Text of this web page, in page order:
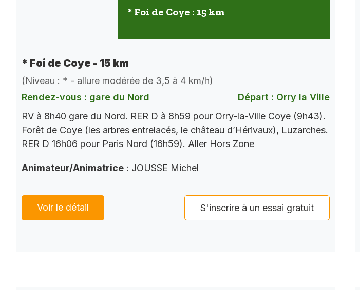
* Foi de Coye : 15 km
* Foi de Coye - 15 km
(Niveau : * - allure modérée de 3,5 à 4 km/h)
Rendez-vous : gare du Nord
Départ : Orry la Ville
RV à 8h40 gare du Nord. RER D à 8h59 pour Orry-la-Ville Coye (9h43).
Forêt de Coye (les arbres entrelacés, le château d’Hérivaux), Luzarches.
RER D 16h06 pour Paris Nord (16h59). Aller Hors Zone
Animateur/Animatrice : JOUSSE Michel
Voir le détail S'inscrire à un essai gratuit